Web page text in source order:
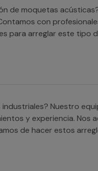
de moquetas
con
para arreglar este tipo
Nuestro
y experiencia. Nos
de hacer estos